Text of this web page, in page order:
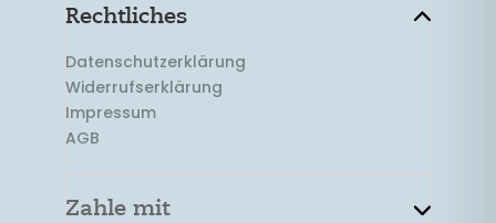
Rechtliches
Datenschutzerklärung
Widerrufserklärung
Impressum
AGB
Zahle mit